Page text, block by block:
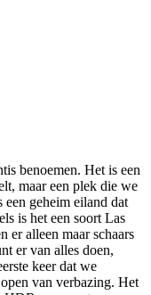
benoemen. Het is een
maar een plek die we
een geheim eiland dat
is het een soort Las
er alleen maar schaars
er van alles doen,
keer dat we
van verbazing. Het